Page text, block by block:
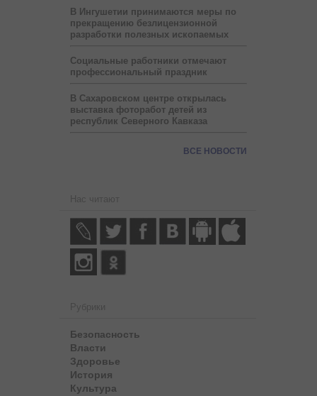
В Ингушетии принимаются меры по
прекращению безлицензионной
разработки полезных ископаемых
Социальные работники отмечают
профессиональный праздник
В Сахаровском центре открылась
выставка фоторабот детей из
республик Северного Кавказа
ВСЕ НОВОСТИ
Нас читают
Рубрики
Безопасность
Власти
Здоровье
История
Культура